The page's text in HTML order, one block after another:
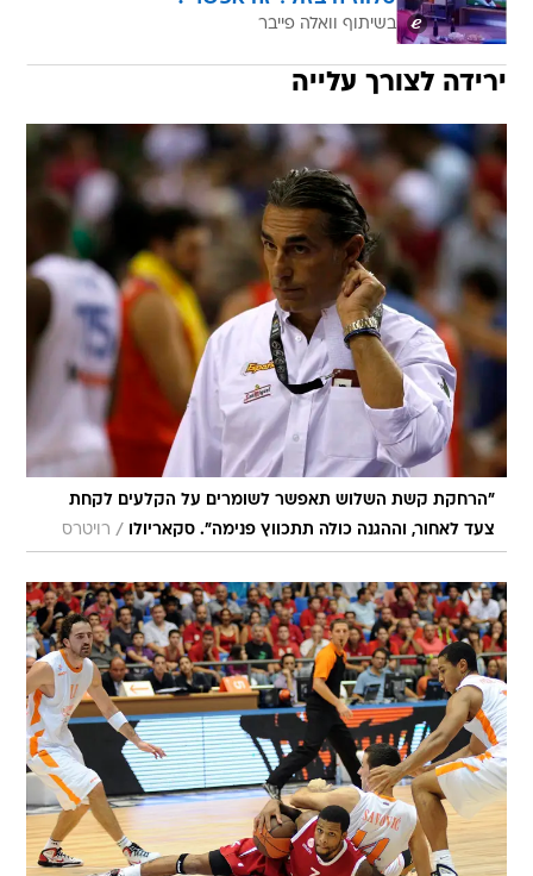
בשיתוף וואלה פייבר
ירידה לצורך עלייה
"הרחקת קשת השלוש תאפשר לשומרים על הקלעים לקחת
צעד לאחור, וההגנה כולה תתכווץ פנימה". סקאריולו
/ רויטרס